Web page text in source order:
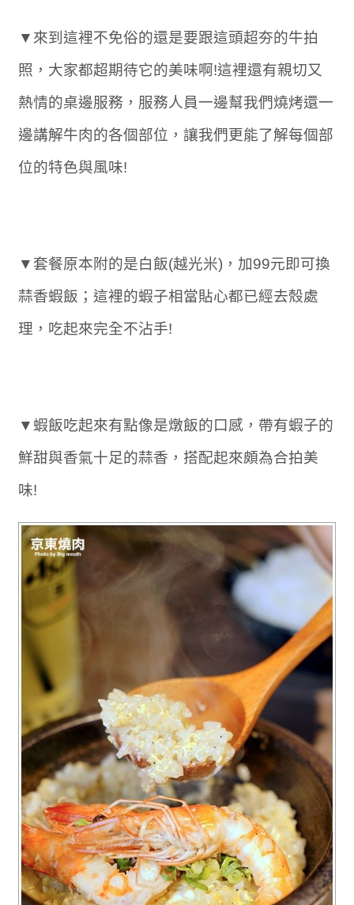
▼來到這裡不免俗的還是要跟這頭超夯的牛拍
照，大家都超期待它的美味啊!這裡還有親切又
熱情的桌邊服務，服務人員一邊幫我們燒烤還一
邊講解牛肉的各個部位，讓我們更能了解每個部
位的特色與風味!
▼套餐原本附的是白飯(越光米)，加99元即可換
蒜香蝦飯；這裡的蝦子相當貼心都已經去殼處
理，吃起來完全不沾手!
▼蝦飯吃起來有點像是燉飯的口感，帶有蝦子的
鮮甜與香氣十足的蒜香，搭配起來頗為合拍美
味!